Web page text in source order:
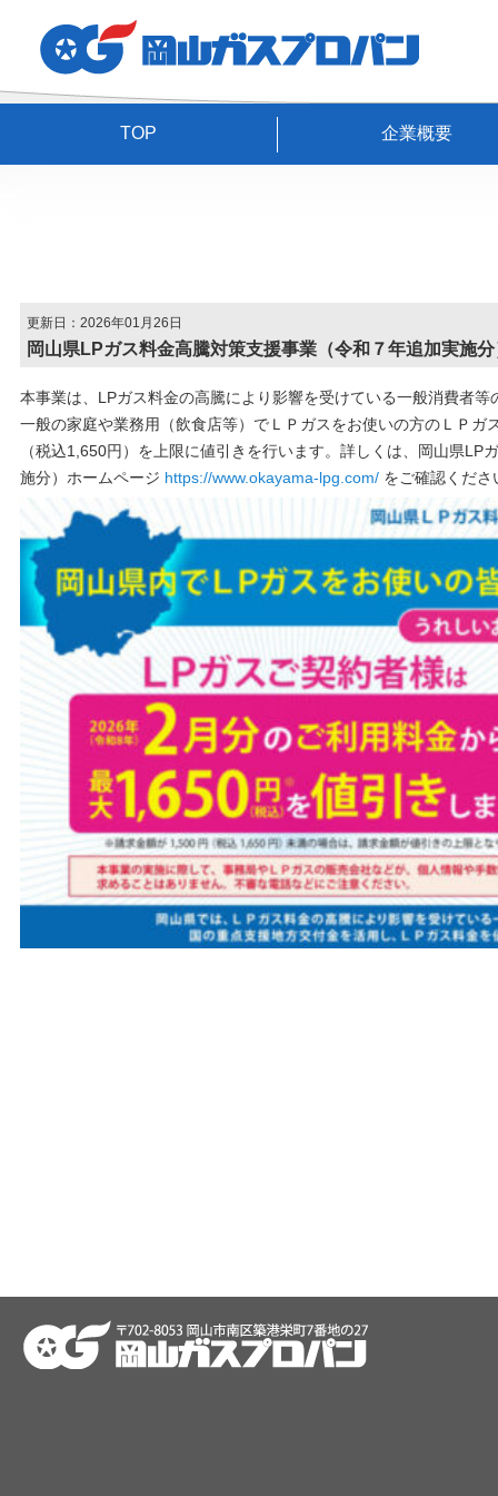
TOP 企業概要
更新日：2026年01月26日
岡山県LPガス料金高騰対策支援事業（令和７年追加実施
本事業は、LPガス料金の高騰により影響を受けている一般消費者
一般の家庭や業務用（飲食店等）でＬＰガスをお使いの方のＬＰガ
（税込1,650円）を上限に値引きを行います。詳しくは、岡山県LP
施分）ホームページ https://www.okayama-lpg.com/ をご確認くださ